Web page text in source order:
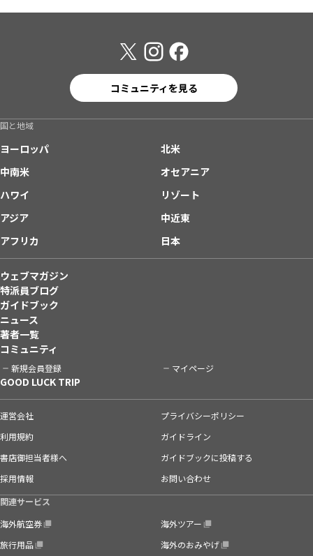
コミュニティを見る
国と地域
ヨーロッパ
北米
中南米
オセアニア
ハワイ
リゾート
アジア
中近東
アフリカ
日本
ウェブマガジン
特派員ブログ
ガイドブック
ニュース
著者一覧
コミュニティ
新規会員登録 マイページ
GOOD LUCK TRIP
運営会社
プライバシーポリシー
利用規約
ガイドライン
書店御担当者様へ
ガイドブックに投稿する
採用情報
お問い合わせ
関連サービス
海外航空券
海外ツアー
旅行用品
海外のおみやげ